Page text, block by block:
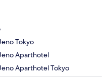
Tokyo
Aparthotel
Aparthotel Tokyo